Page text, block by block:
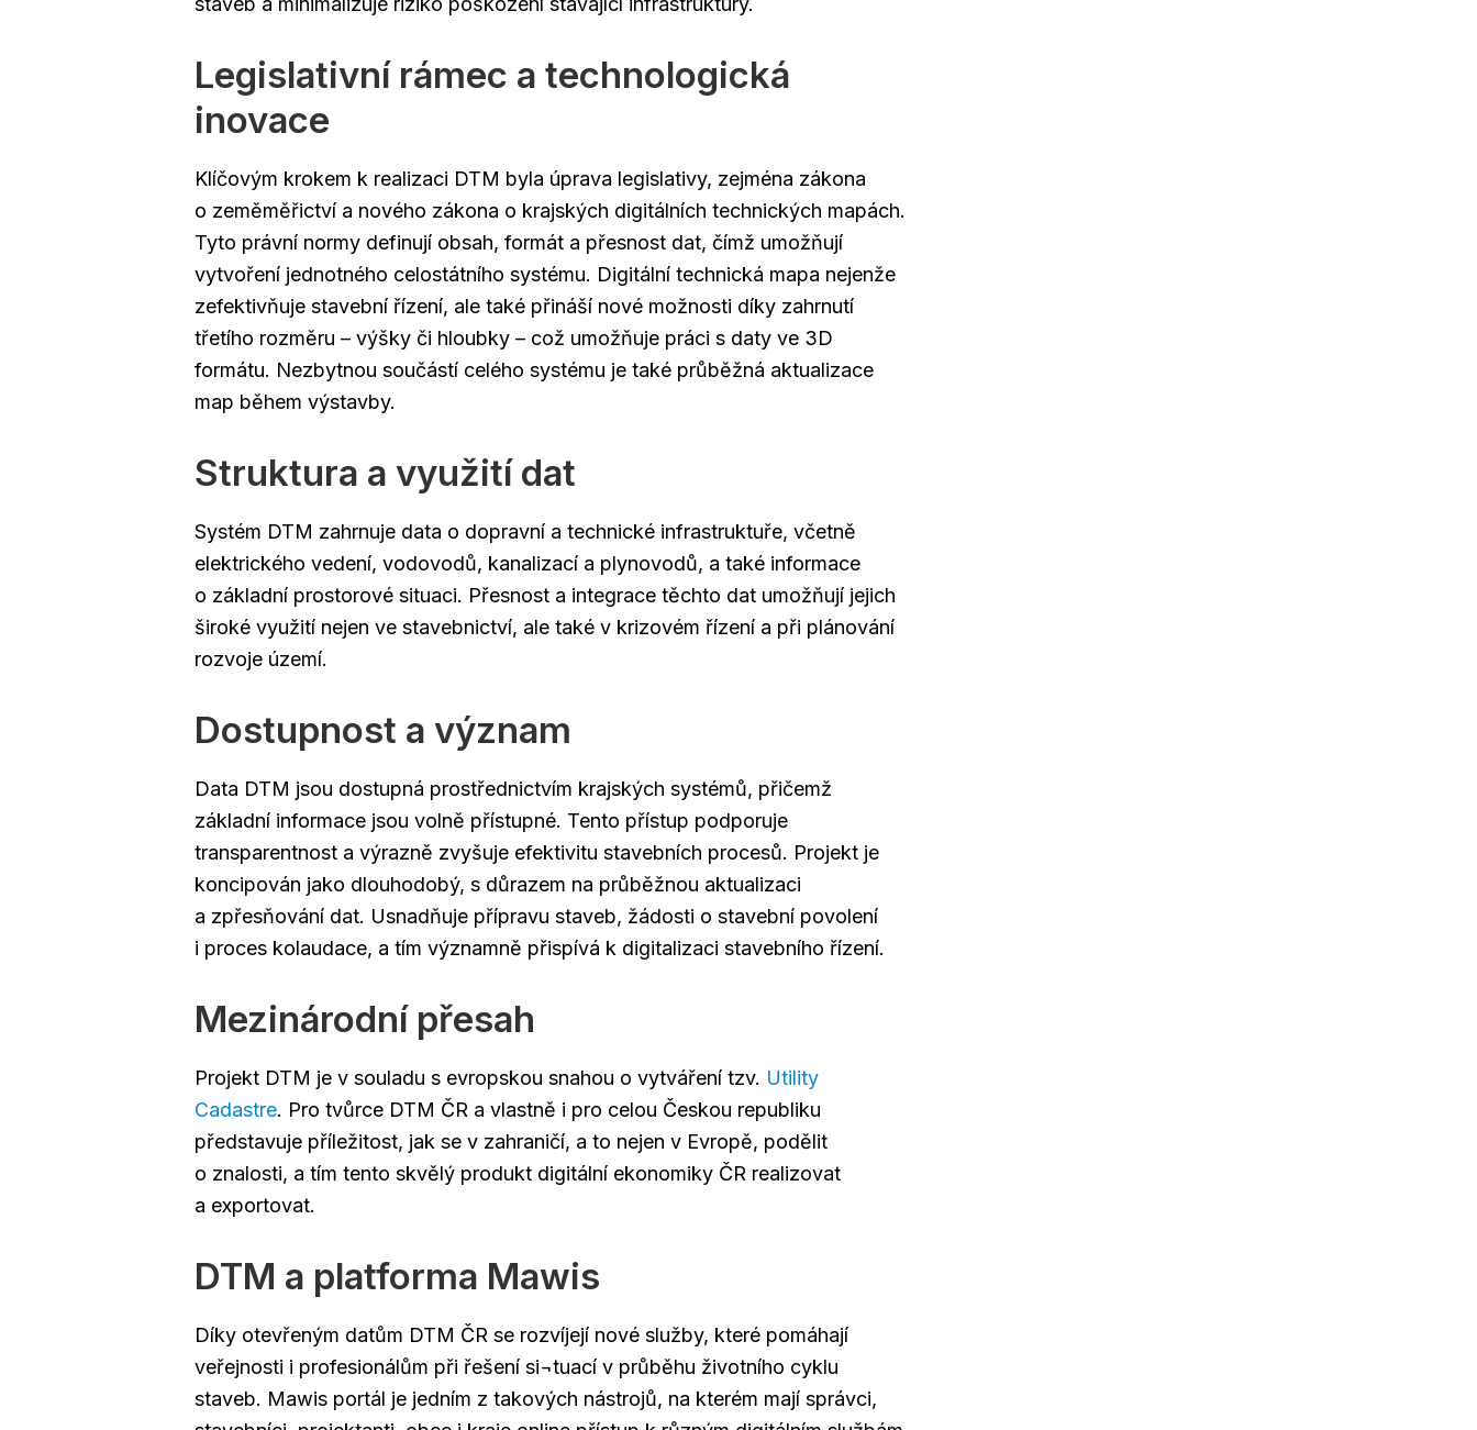
Legislativní rámec a technologická
inovace
Klíčovým krokem k realizaci DTM byla úprava legislativy, zejména zákona
o zeměměřictví a nového zákona o krajských digitálních technických mapách.
Tyto právní normy definují obsah, formát a přesnost dat, čímž umožňují
vytvoření jednotného celostátního systému. Digitální technická mapa nejenže
zefektivňuje stavební řízení, ale také přináší nové možnosti díky zahrnutí
třetího rozměru – výšky či hloubky – což umožňuje práci s daty ve 3D
formátu. Nezbytnou součástí celého systému je také průběžná aktualizace
map během výstavby.
Struktura a využití dat
Systém DTM zahrnuje data o dopravní a technické infrastruktuře, včetně
elektrického vedení, vodovodů, kanalizací a plynovodů, a také informace
o základní prostorové situaci. Přesnost a integrace těchto dat umožňují jejich
široké využití nejen ve stavebnictví, ale také v krizovém řízení a při plánování
rozvoje území.
Dostupnost a význam
Data DTM jsou dostupná prostřednictvím krajských systémů, přičemž
základní informace jsou volně přístupné. Tento přístup podporuje
transparentnost a výrazně zvyšuje efektivitu stavebních procesů. Projekt je
koncipován jako dlouhodobý, s důrazem na průběžnou aktualizaci
a zpřesňování dat. Usnadňuje přípravu staveb, žádosti o stavební povolení
i proces kolaudace, a tím významně přispívá k digitalizaci stavebního řízení.
Mezinárodní přesah
Projekt DTM je v souladu s evropskou snahou o vytváření tzv. Utility
Cadastre. Pro tvůrce DTM ČR a vlastně i pro celou Českou republiku
představuje příležitost, jak se v zahraničí, a to nejen v Evropě, podělit
o znalosti, a tím tento skvělý produkt digitální ekonomiky ČR realizovat
a exportovat.
DTM a platforma Mawis
Díky otevřeným datům DTM ČR se rozvíjejí nové služby, které pomáhají
veřejnosti i profesionálům při řešení si¬tuací v průběhu životního cyklu
staveb. Mawis portál je jedním z takových nástrojů, na kterém mají správci,